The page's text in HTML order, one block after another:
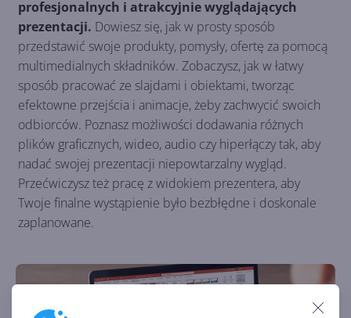
profesjonalnych i atrakcyjnie wyglądających
prezentacji. Dowiesz się, jak w prosty sposób
przedstawić swoje produkty, pomysły, ofertę za pomocą
multimedialnych składników. Zobaczysz, jak w łatwy
sposób pracować ze slajdami i obiektami, tworząc
efektowne przejścia i animacje, żeby zachwycić swoich
odbiorców. Poznasz możliwości dodawania różnych
plików graficznych, wideo, audio czy hiperłączy tak, aby
nadać swojej prezentacji niepowtarzalny wygląd.
Przećwiczysz też pracę z widokiem prezentera, aby
Twoje finalne wystąpienie było bezbłędne i doskonale
zaplanowane.